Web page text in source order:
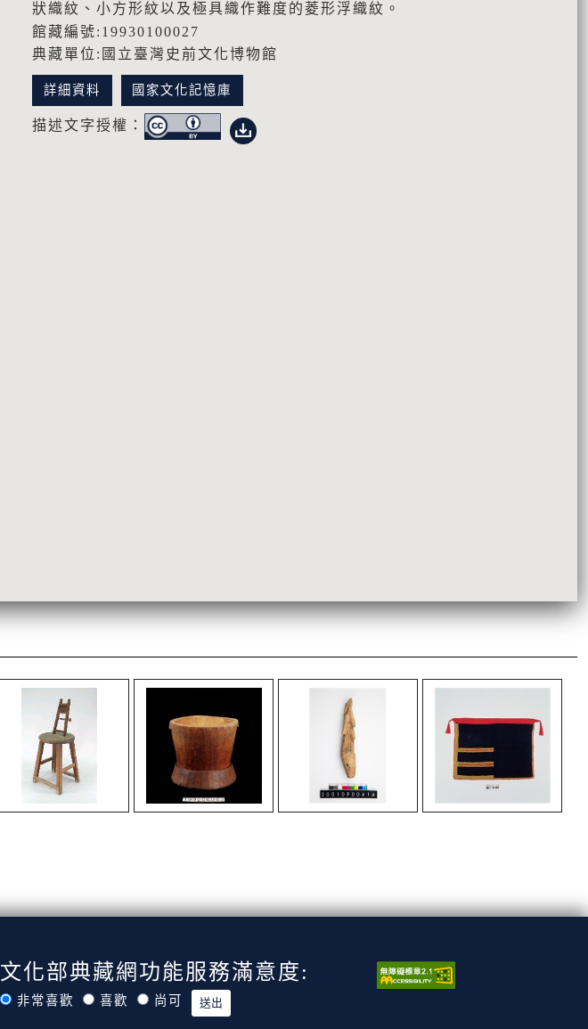
狀織紋、小方形紋以及極具織作難度的菱形浮織紋。
館藏編號:19930100027
典藏單位:國立臺灣史前文化博物館
詳細資料 國家文化記憶庫
描述文字授權：
文化部典藏網功能服務滿意度:
非常喜歡 喜歡 尚可